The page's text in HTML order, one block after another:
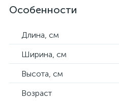
Особенности
Длина, см
Ширина, см
Высота, см
Возраст